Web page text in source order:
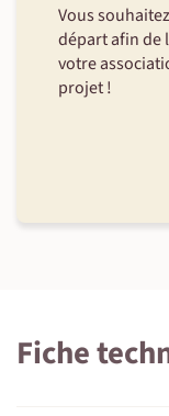
Vous
départ afin de
votre
projet !
Fiche